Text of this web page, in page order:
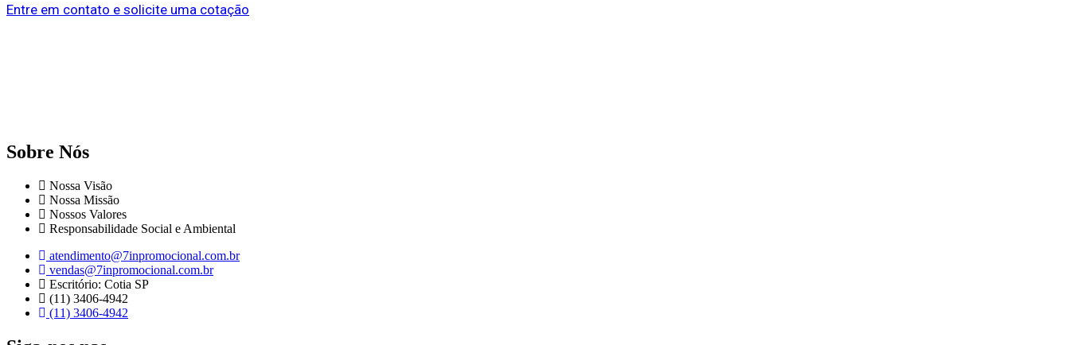
Entre em contato e solicite uma cotação
Sobre Nós
Nossa Visão
Nossa Missão
Nossos Valores
Responsabilidade Social e Ambiental
atendimento@7inpromocional.com.br
vendas@7inpromocional.com.br
Escritório: Cotia SP
(11) 3406-4942
(11) 3406-4942